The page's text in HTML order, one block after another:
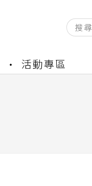
活動專區